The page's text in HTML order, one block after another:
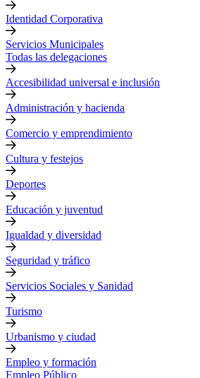
Identidad Corporativa
Servicios Municipales
Todas las delegaciones
Accesibilidad universal e inclusión
Administración y hacienda
Comercio y emprendimiento
Cultura y festejos
Deportes
Educación y juventud
Igualdad y diversidad
Seguridad y tráfico
Servicios Sociales y Sanidad
Turismo
Urbanismo y ciudad
Empleo y formación
Empleo Público